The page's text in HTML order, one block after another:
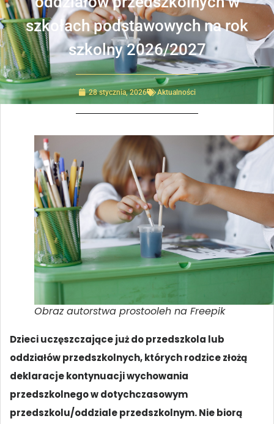
szkołach podstawowych na rok
szkolny 2026/2027
28 stycznia, 2026 Aktualności
Obraz autorstwa prostooleh na Freepik
Dzieci uczęszczające już do przedszkola lub
oddziałów przedszkolnych, których rodzice złożą
deklaracje kontynuacji wychowania
przedszkolnego w dotychczasowym
przedszkolu/oddziale przedszkolnym. Nie biorą